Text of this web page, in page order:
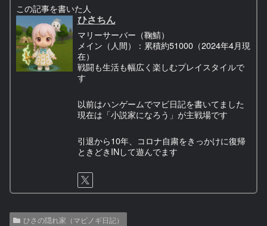
この記事を書いた人
ひさちん
マリーサーバー（鞠鯖）
メイン（人間）：累積約51000（2024年4月現
在）
戦闘も生活も幅広く楽しむプレイスタイルで
す
以前はハンゲームでマビ日記を書いてました
現在は「小説家になろう」が主戦場です
引退から10年、コロナ自粛をきっかけに復帰
ときどきINして遊んでます
ひさの隠れ家（マビノギ日記）